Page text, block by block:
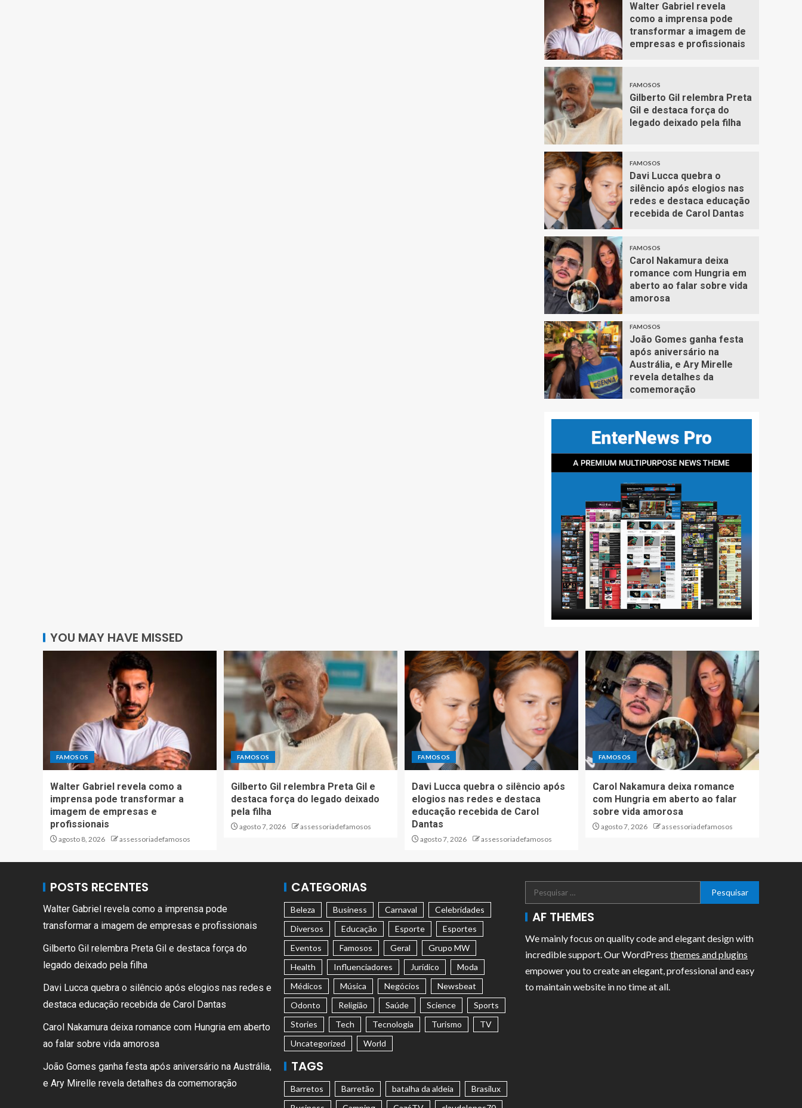
Walter Gabriel revela
como a imprensa pode
transformar a imagem de
empresas e profissionais
FAMOSOS
Gilberto Gil relembra Preta
Gil e destaca força do
legado deixado pela filha
FAMOSOS
Davi Lucca quebra o
silêncio após elogios nas
redes e destaca educação
recebida de Carol Dantas
FAMOSOS
Carol Nakamura deixa
romance com Hungria em
aberto ao falar sobre vida
amorosa
FAMOSOS
João Gomes ganha festa
após aniversário na
Austrália, e Ary Mirelle
revela detalhes da
comemoração
YOU MAY HAVE MISSED
FAMOSOS
Walter Gabriel revela como a
imprensa pode transformar a
imagem de empresas e
profissionais
agosto 8, 2026 assessoriadefamosos
FAMOSOS
Gilberto Gil relembra Preta Gil e
destaca força do legado deixado
pela filha
agosto 7, 2026 assessoriadefamosos
FAMOSOS
Davi Lucca quebra o silêncio após
elogios nas redes e destaca
educação recebida de Carol
Dantas
agosto 7, 2026 assessoriadefamosos
FAMOSOS
Carol Nakamura deixa romance
com Hungria em aberto ao falar
sobre vida amorosa
agosto 7, 2026 assessoriadefamosos
POSTS RECENTES
Walter Gabriel revela como a imprensa pode
transformar a imagem de empresas e profissionais
Gilberto Gil relembra Preta Gil e destaca força do
legado deixado pela filha
Davi Lucca quebra o silêncio após elogios nas redes e
destaca educação recebida de Carol Dantas
Carol Nakamura deixa romance com Hungria em aberto
ao falar sobre vida amorosa
João Gomes ganha festa após aniversário na Austrália,
e Ary Mirelle revela detalhes da comemoração
CATEGORIAS
Beleza Business Carnaval
Celebridades
Diversos
Educação Esporte
Esportes
Eventos
Famosos Geral
Grupo MW
Health
Influenciadores Jurídico
Moda
Médicos
Música Negócios
Newsbeat
Odonto
Religião Saúde Science
Sports
Stories
Tech Tecnologia Turismo
TV
Uncategorized
World
TAGS
Barretos Barretão batalha da aldeia
Brasilux
AF THEMES
We mainly focus on quality code and elegant design with
incredible support. Our WordPress themes and plugins
empower you to create an elegant, professional and easy
to maintain website in no time at all.